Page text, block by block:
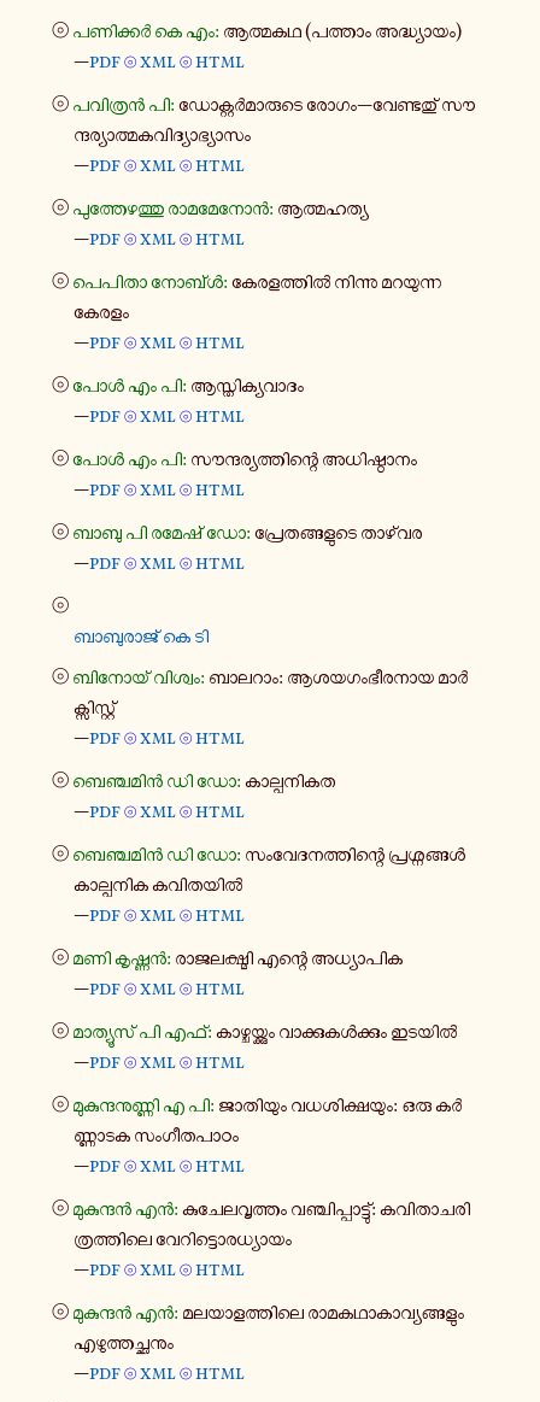
⦾ പണി​ക്കർ കെ എം: ആത്മ​കഥ (പത്താം അദ്ധ്യാ​യം)
—pdf ⦾ xml ⦾ html
⦾ പവി​ത്രൻ പി: ഡോ​ക്റ്റർ​മാ​രു​ടെ രോഗം—വേ​ണ്ട​തു് സൗ​
ന്ദ​ര്യാ​ത്മ​ക​വി​ദ്യാ​ഭ്യാ​സം
—pdf ⦾ xml ⦾ html
⦾ പു​ത്തേ​ഴ​ത്തു രാ​മ​മേ​നോൻ: ആത്മ​ഹ​ത്യ
—pdf ⦾ xml ⦾ html
⦾ പെ​പി​താ നോബ്ൾ: കേ​ര​ള​ത്തിൽ നി​ന്നു മറ​യു​ന്ന
കേരളം
—pdf ⦾ xml ⦾ html
⦾പോൾ എം പി: ആസ്തി​ക്യ​വാ​ദം
—pdf ⦾ xml ⦾ html
⦾പോൾ എം പി: സൗ​ന്ദ​ര്യ​ത്തി​ന്റെ അധി​ഷ്ഠാ​നം
—pdf ⦾ xml ⦾ html
⦾ ബാബു പി രമേഷ് ഡോ: പ്രേ​ത​ങ്ങ​ളു​ടെ താ​ഴ്‌​വര
—pdf ⦾ xml ⦾ html
⦾
ബാ​ബു​രാ​ജ് കെ ടി
⦾ ബി​നോ​യ് വി​ശ്വം: ബാ​ല​റാം: ആശ​യ​ഗം​ഭീ​ര​നായ മാർ​
ക്സി​സ്റ്റ്
—pdf ⦾ xml ⦾ html
⦾ ബെ​ഞ്ച​മിൻ ഡി ഡോ: കാ​ല്പ​നി​കത
—pdf ⦾ xml ⦾ html
⦾ ബെ​ഞ്ച​മിൻ ഡി ഡോ: സം​വേ​ദ​ന​ത്തി​ന്റെ പ്ര​ശ്ന​ങ്ങൾ
കാ​ല്പ​നിക കവി​ത​യിൽ
—pdf ⦾ xml ⦾ html
⦾ മണി കൃ​ഷ്ണൻ: രാ​ജ​ല​ക്ഷ്മി എന്റെ അധ്യാ​പിക
—pdf ⦾ xml ⦾ html
⦾ മാ​ത്യൂ​സ് പി എഫ്: കാ​ഴ്ച​യ്ക്കും വാ​ക്കു​കൾ​ക്കും ഇടയിൽ
—pdf ⦾ xml ⦾ html
⦾ മു​കു​ന്ദ​നു​ണ്ണി എ പി: ജാ​തി​യും വധ​ശി​ക്ഷ​യും: ഒരു കർ​
ണ്ണാ​ടക സം​ഗീ​ത​പാ​ഠം
—pdf ⦾ xml ⦾ html
⦾ മു​കു​ന്ദൻ എൻ: കു​ചേ​ല​വൃ​ത്തം വഞ്ചി​പ്പാ​ട്ടു്: കവി​താ​ച​രി​
ത്ര​ത്തി​ലെ വേ​റി​ട്ടൊ​ര​ധ്യാ​യം
—pdf ⦾ xml ⦾ html
⦾ മു​കു​ന്ദൻ എൻ: മല​യാ​ള​ത്തി​ലെ രാ​മ​ക​ഥാ​കാ​വ്യ​ങ്ങ​ളും
എഴു​ത്ത​ച്ഛ​നും
—pdf ⦾ xml ⦾ html